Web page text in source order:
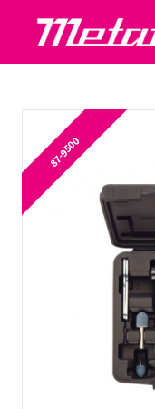
87-9500